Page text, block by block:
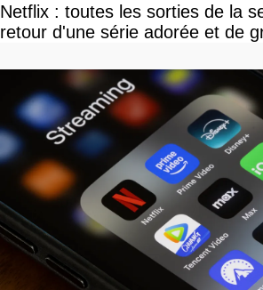
Netflix : toutes les sorties de la
retour d'une série adorée et de